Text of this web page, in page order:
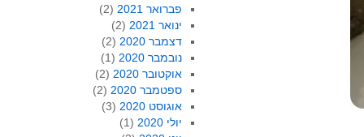
פברואר 2021
(2)
ינואר 2021
(2)
דצמבר 2020
(2)
נובמבר 2020
(1)
אוקטובר 2020
(2)
ספטמבר 2020
(2)
אוגוסט 2020
(3)
יולי 2020
(1)